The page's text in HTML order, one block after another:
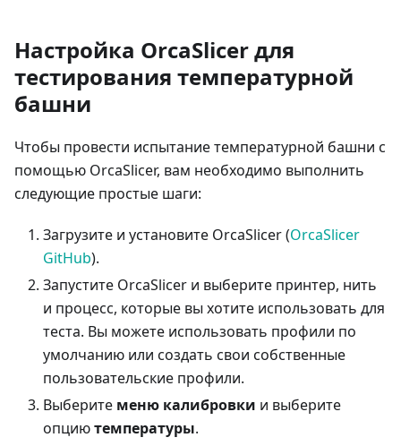
Настройка OrcaSlicer для
тестирования температурной
башни
Чтобы провести испытание температурной башни с
помощью OrcaSlicer, вам необходимо выполнить
следующие простые шаги:
Загрузите и установите OrcaSlicer (OrcaSlicer
GitHub).
Запустите OrcaSlicer и выберите принтер, нить
и процесс, которые вы хотите использовать для
теста. Вы можете использовать профили по
умолчанию или создать свои собственные
пользовательские профили.
Выберите меню калибровки и выберите
опциютемпературы.